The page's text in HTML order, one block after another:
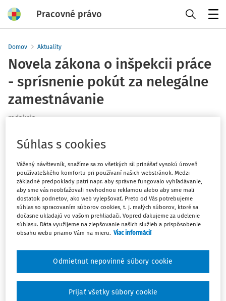
Pracovné právo
Domov Aktuality
Novela zákona o inšpekcii práce
- sprísnenie pokút za nelegálne
zamestnávanie
redakcia
1 minúta čítania
inšpekcii práce č. 125/2006 Z. z., ktorá prináša zmeny v
oblasti správneho trestania za porušenie zákazu
nelegálneho zamestnávania.
Nová právna úprava zvyšuje minimálnu pokutu za
nelegálne zamestnávanie na 4 000 eur, pričom pre prípad
nelegálneho zamestnávania dvoch a viac fyzických osôb
súčasne sa suma zvyšuje na minimálne 8 000 eur.
Novela tiež zavádza pravidlo, podľa ktorého môže byť
pokuta považovaná za uhradenú v plnej výške, ak do 15
Súhlas s cookies
Vážený návštevník, snažíme sa zo všetkých síl prinášať vysokú úroveň
používateľského komfortu pri používaní našich webstránok. Medzi
základné predpoklady patrí napr. aby správne fungovalo vyhľadávanie,
aby sme vás neobťažovali nevhodnou reklamou alebo aby sme mali
dostatok podnetov, ako web vylepšovať. Preto od Vás potrebujeme
súhlas so spracovaním súborov cookies, t. j. malých súborov, ktoré sa
dočasne ukladajú vo vašom prehliadači. Vopred ďakujeme za udelenie
súhlasu. Dáta využijeme na zlepšovanie našich služieb a prispôsobenie
obsahu webu priamo Vám na mieru. Viac informácií
Odmietnut nepovinné súbory cookie
Prijať všetky súbory cookie